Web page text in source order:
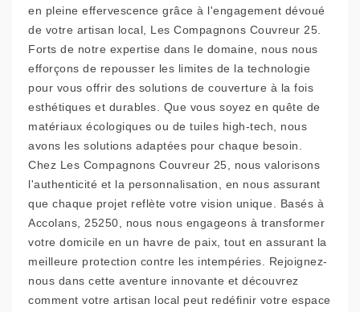
en pleine effervescence grâce à l'engagement dévoué
de votre artisan local, Les Compagnons Couvreur 25.
Forts de notre expertise dans le domaine, nous nous
efforçons de repousser les limites de la technologie
pour vous offrir des solutions de couverture à la fois
esthétiques et durables. Que vous soyez en quête de
matériaux écologiques ou de tuiles high-tech, nous
avons les solutions adaptées pour chaque besoin.
Chez Les Compagnons Couvreur 25, nous valorisons
l'authenticité et la personnalisation, en nous assurant
que chaque projet reflète votre vision unique. Basés à
Accolans, 25250, nous nous engageons à transformer
votre domicile en un havre de paix, tout en assurant la
meilleure protection contre les intempéries. Rejoignez-
nous dans cette aventure innovante et découvrez
comment votre artisan local peut redéfinir votre espace